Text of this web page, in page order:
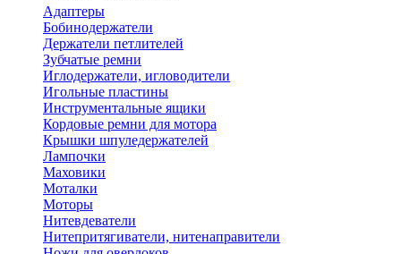
Адаптеры
Бобинодержатели
Держатели петлителей
Зубчатые ремни
Иглодержатели, игловодители
Игольные пластины
Инструментальные ящики
Кордовые ремни для мотора
Крышки шпуледержателей
Лампочки
Маховики
Моталки
Моторы
Нитевдеватели
Нитепритягиватели, нитенаправители